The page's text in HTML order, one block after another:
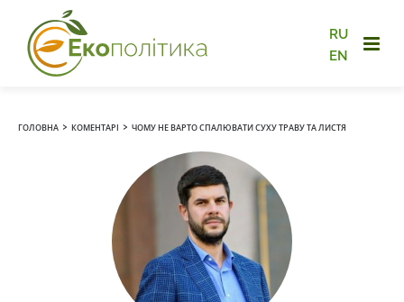
RU
EN
ГОЛОВНА › КОМЕНТАРІ › ЧОМУ НЕ ВАРТО СПАЛЮВАТИ СУХУ ТРАВУ ТА ЛИСТЯ